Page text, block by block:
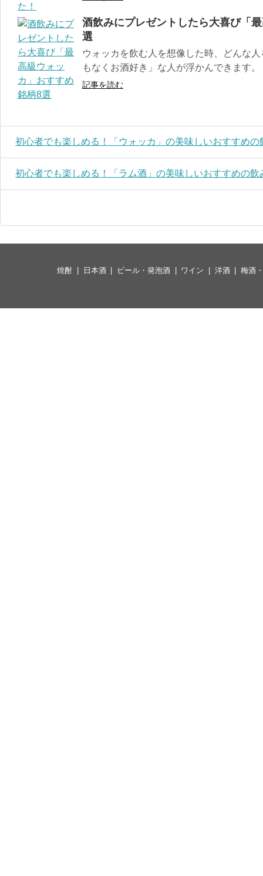
酒飲みにプレゼントしたら大喜び「
選
ウォッカを飲む人を想像した時、どんな
もなくお酒好き」な人が浮かんできます
記事を読む
初心者でも楽しめる！「ウォッカ」の美味しいおすすめの
初心者でも楽しめる！「ラム酒」の美味しいおすすめの飲
焼酎 日本酒 ビール・発泡酒 ワイン 洋酒 梅酒